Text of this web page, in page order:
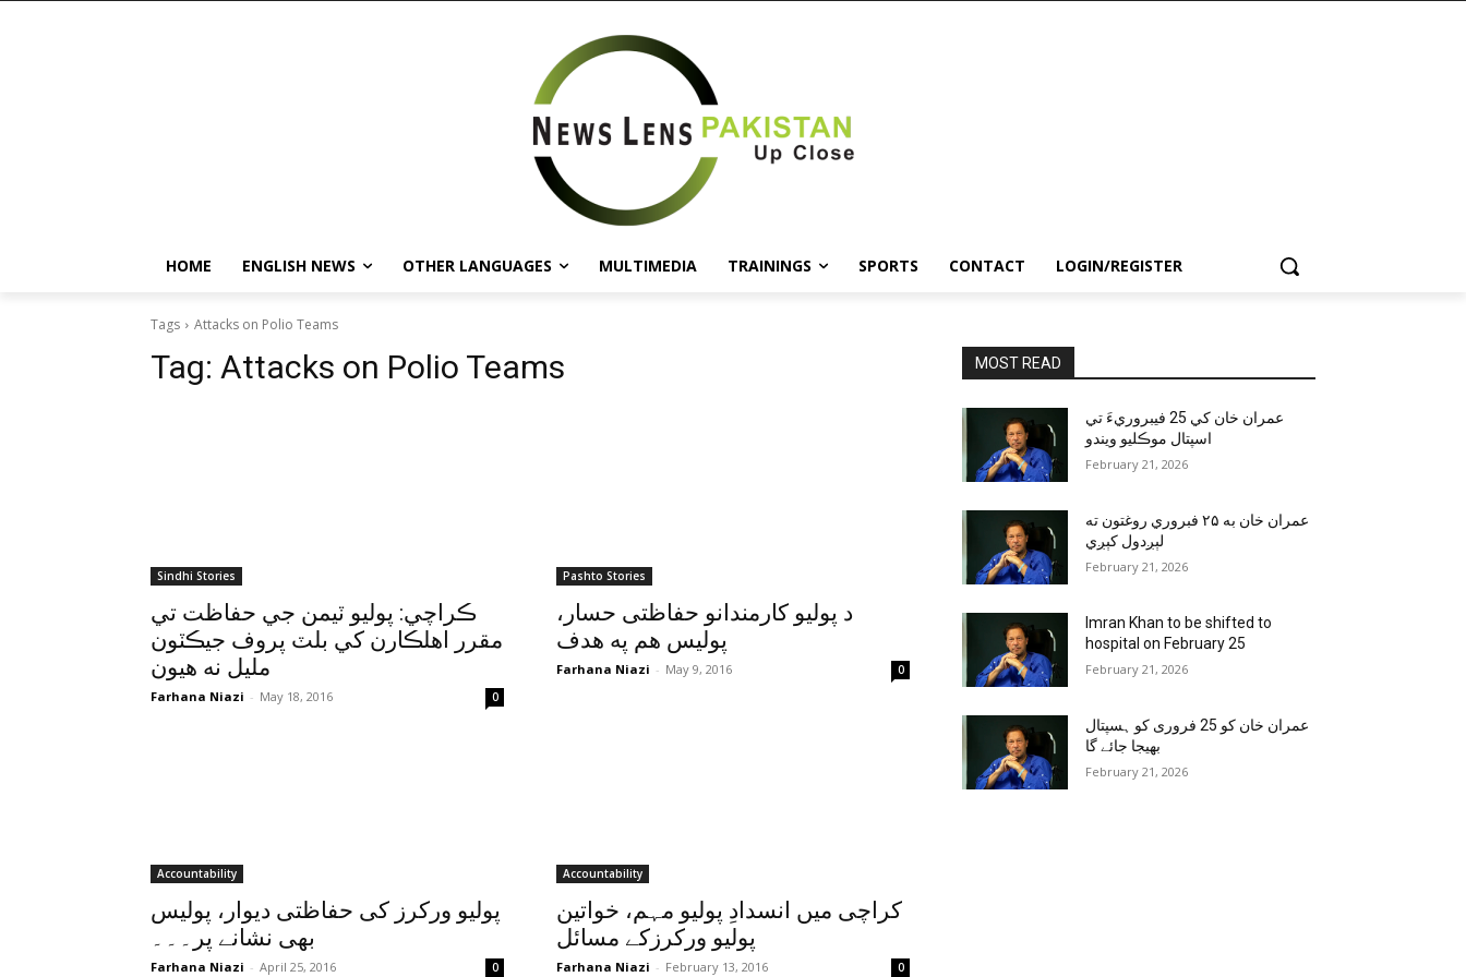
HOME ENGLISH NEWS OTHER LANGUAGES MULTIMEDIA TRAININGS SPORTS CONTACT LOGIN/REGISTER
Tags Attacks on Polio Teams
Tag: Attacks on Polio Teams
Sindhi Stories
ڪراچي: پوليو ٽيمن جي حفاظت تي
مقرر اهلڪارن کي بلٽ پروف جيڪٽون
مليل نه هيون
Farhana Niazi - May 18, 2016 0
Pashto Stories
د پوليو کارمندانو حفاظتى حسار،
پوليس هم په هدف
Farhana Niazi - May 9, 2016 0
Accountability
پولیو ورکرز کی حفاظتی دیوار، پولیس
بھی نشانے پر۔۔۔
Farhana Niazi - April 25, 2016 0
Accountability
کراچی میں انسدادِ پولیو مہم، خواتین
پولیو ورکرزکے مسائل
Farhana Niazi - February 13, 2016 0
MOST READ
عمران خان کي 25 فيبروريءَ تي
اسپتال موڪليو ويندو
February 21, 2026
عمران خان به ۲۵ فبروري روغتون ته
لېږدول کېږي
February 21, 2026
Imran Khan to be shifted to
hospital on February 25
February 21, 2026
عمران خان کو 25 فروری کو ہسپتال
بھیجا جائے گا
February 21, 2026